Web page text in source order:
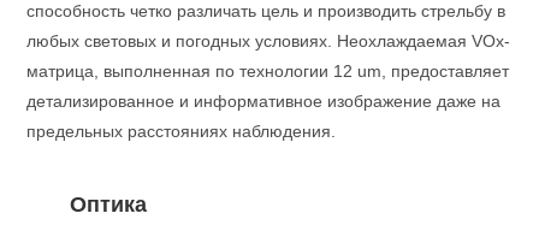
способность четко различать цель и производить стрельбу в
любых световых и погодных условиях. Неохлаждаемая VOx-
матрица, выполненная по технологии 12 um, предоставляет
детализированное и информативное изображение даже на
предельных расстояниях наблюдения.
Оптика